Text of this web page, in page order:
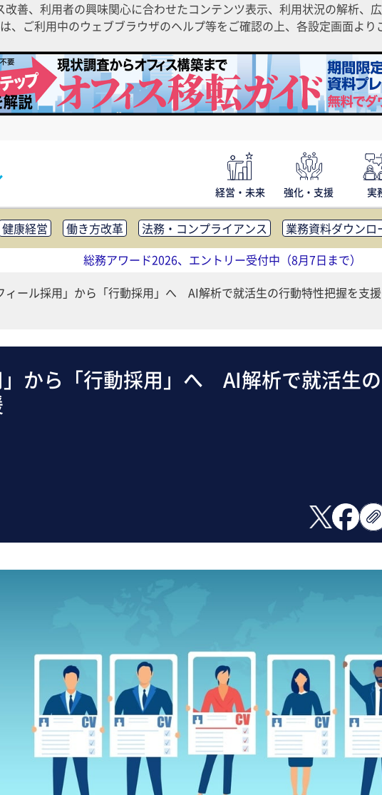
善、利用者の興味関心に合わせたコンテンツ表示、利用状況の解析、
、ご利用中のウェブブラウザのヘルプ等をご確認の上、各設定画面よ
経営・未来 強化・支援 実
健康経営 働き方改革 法務・コンプライアンス
業務資料ダウンロ
社外・社内広報 社外・社内コミュニケーション活性化
FM・オフ
助成金・補助金・コスト削減 アウトソーシング・BPO
調査・レ
総務アワード2026、エントリー受付中（8月7日まで）
ィール採用」から「行動採用」へ AI解析で就活生の行動特性把握を支援
」から「行動採用」へ AI解析で就活生の